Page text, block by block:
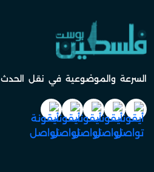
السرعة والموضوعية في نقل الحدث